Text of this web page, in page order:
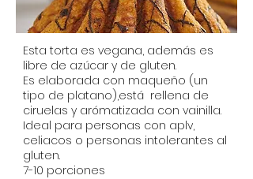
Esta torta es vegana, además es
libre de azúcar y de gluten.
Es elaborada con maqueño (un
tipo de platano),está rellena de
ciruelas y arómatizada con vainilla.
Ideal para personas con aplv,
celiacos o personas intolerantes al
gluten.
7-10 porciones